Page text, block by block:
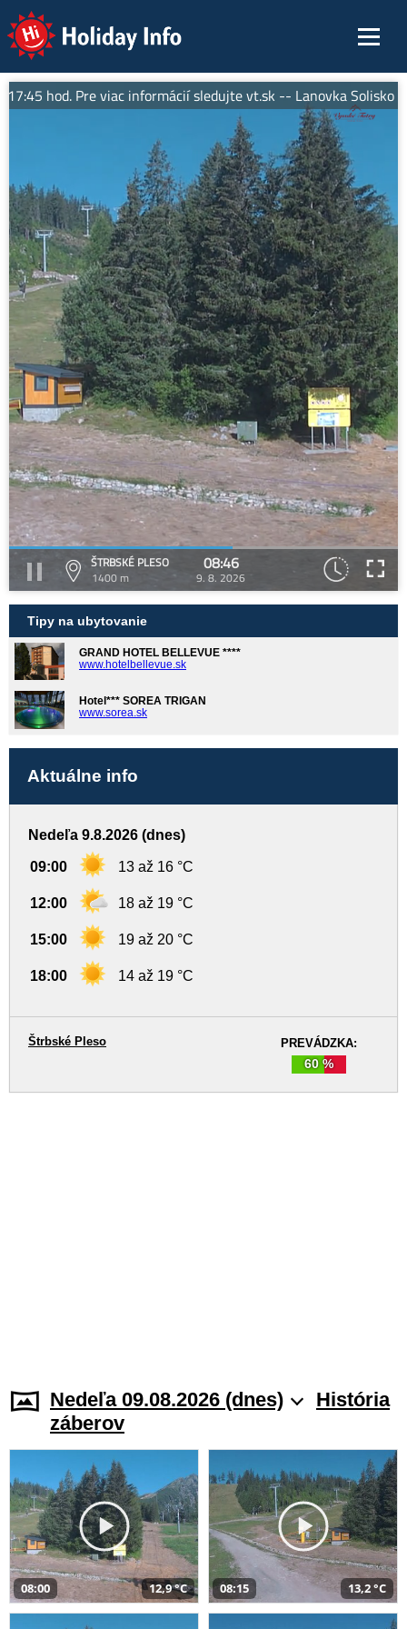
Holiday Info
hod. Pre viac informácií sledujte vt.sk -- Lanovka Solisko
ŠTRBSKÉ PLESO
1400 m
08:46
9. 8. 2026
Tipy na ubytovanie
GRAND HOTEL BELLEVUE ****
www.hotelbellevue.sk
Hotel*** SOREA TRIGAN
www.sorea.sk
Aktuálne info
Nedeľa 9.8.2026 (dnes)
09:00 13 až 16 °C
12:00 18 až 19 °C
15:00 19 až 20 °C
18:00 14 až 19 °C
PREVÁDZKA:
60 %
Štrbské Pleso
Nedeľa 09.08.2026 (dnes)
História
záberov
08:00 12,9 °C 08:15 13,2 °C